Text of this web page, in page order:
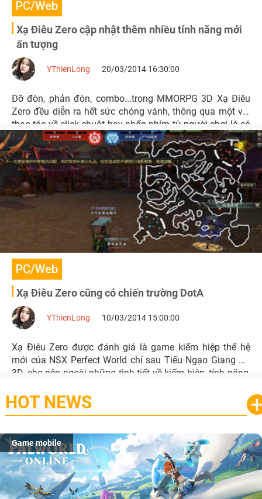
PC/Web
Xạ Điêu Zero cập nhật thêm nhiều tính năng mới
ấn tượng
YThienLong 20/03/2014 16:30:00
Đỡ đòn, phản đòn, combo...trong MMORPG 3D Xạ Điêu
Zero đều diễn ra hết sức chóng vánh, thông qua một vài
thao tác về click chuột hay nhấn phím từ người chơi là có
thể thực thi.
PC/Web
Xạ Điêu Zero cũng có chiến trường DotA
YThienLong 10/03/2014 15:00:00
Xạ Điêu Zero được đánh giá là game kiếm hiệp thế hệ
mới của NSX Perfect World chỉ sau Tiếu Ngạo Giang Hồ
3D, cho nên ngoài những tình tiết về kiếm hiệp, tính năng,
thủ bằng Chiến trường PvP mang đậm phong cách DotA.
HOT NEWS
Game mobile